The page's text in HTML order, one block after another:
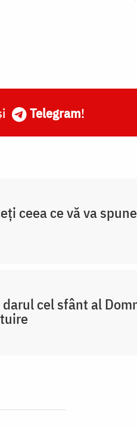
Telegram!
ceea ce vă va
darul cel sfânt al